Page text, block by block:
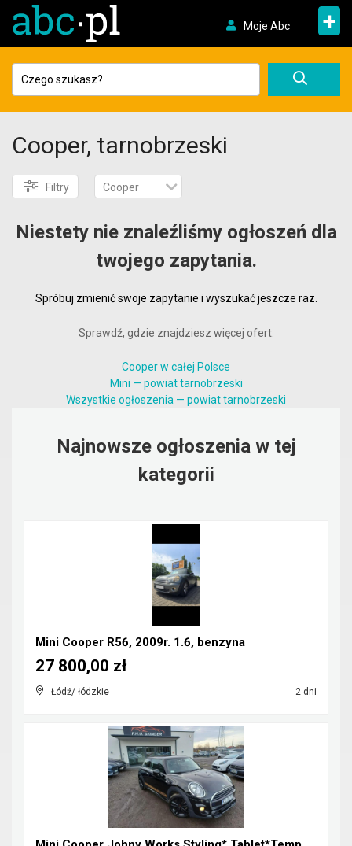
Moje Abc +
Cooper, tarnobrzeski
Filtry Cooper
Niestety nie znaleźliśmy ogłoszeń dla
twojego zapytania.
Spróbuj zmienić swoje zapytanie i wyszukać jeszcze raz.
Sprawdź, gdzie znajdziesz więcej ofert:
Cooper w całej Polsce
Mini — powiat tarnobrzeski
Wszystkie ogłoszenia — powiat tarnobrzeski
Najnowsze ogłoszenia w tej
kategorii
Mini Cooper R56, 2009r. 1.6, benzyna
Łódź/ łódzkie 2 dni
27 800,00 zł